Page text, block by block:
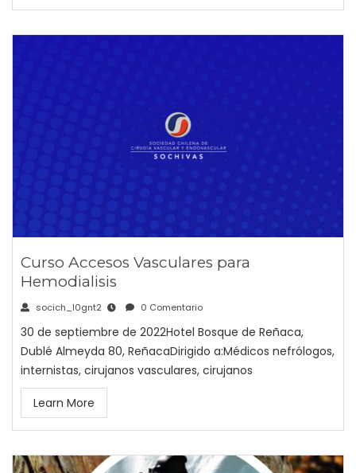
Curso Accesos Vasculares para
Hemodialisis
socich_l0gnt2 0 Comentario
30 de septiembre de 2022Hotel Bosque de Reñaca,
Dublé Almeyda 80, ReñacaDirigido a:Médicos nefrólogos,
internistas, cirujanos vasculares, cirujanos
Learn More